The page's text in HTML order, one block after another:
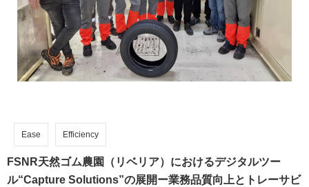
Ease Efficiency
FSNR天然ゴム農園（リベリア）におけるデジタルツー
ル“Capture Solutions”の展開ー業務品質向上とトレーサビ